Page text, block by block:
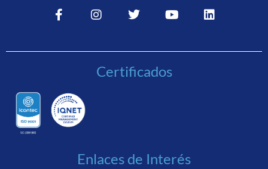
Certificados
Enlaces de Interés